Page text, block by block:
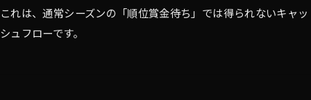
これは、通常シーズンの「順位賞金待ち」では得られないキャッ
シュフローです。